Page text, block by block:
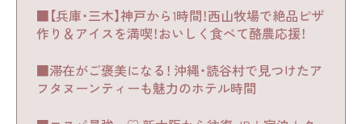
■【兵庫・三木】神戸から1時間！西山牧場で絶品ピザ
作り＆アイスを満喫！おいしく食べて酪農応援！
■滞在がご褒美になる！ 沖縄・読谷村で見つけたア
フタヌーンティーも魅力のホテル時間